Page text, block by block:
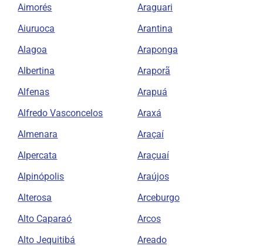
Aimorés
Aiuruoca
Alagoa
Albertina
Alfenas
Alfredo Vasconcelos
Almenara
Alpercata
Alpinópolis
Alterosa
Alto Caparaó
Alto Jequitibá
Araguari
Arantina
Araponga
Araporã
Arapuá
Araxá
Araçaí
Araçuaí
Araújos
Arceburgo
Arcos
Areado